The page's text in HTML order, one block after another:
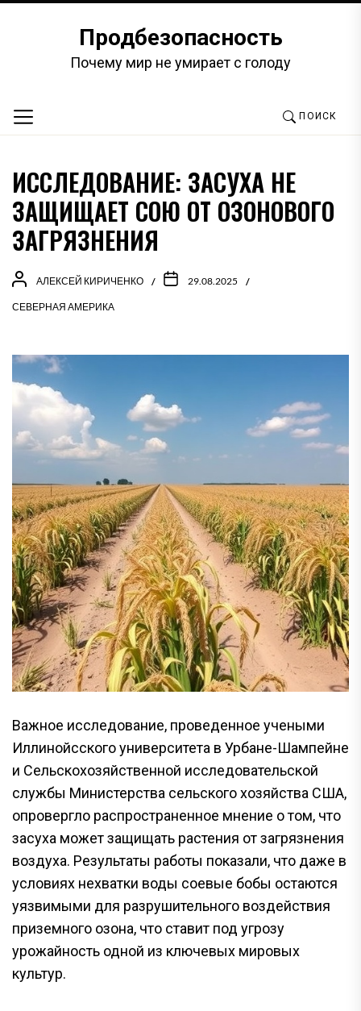
содержимомуПродбезопасность
Почему мир не умирает с голоду
ПОИСК
ИССЛЕДОВАНИЕ: ЗАСУХА НЕ
ЗАЩИЩАЕТ СОЮ ОТ ОЗОНОВОГО
ЗАГРЯЗНЕНИЯ
АЛЕКСЕЙ КИРИЧЕНКО 29.08.2025
СЕВЕРНАЯ АМЕРИКА
Важное исследование, проведенное учеными
Иллинойсского университета в Урбане-Шампейне
и Сельскохозяйственной исследовательской
службы Министерства сельского хозяйства США,
опровергло распространенное мнение о том, что
засуха может защищать растения от загрязнения
воздуха. Результаты работы показали, что даже в
условиях нехватки воды соевые бобы остаются
уязвимыми для разрушительного воздействия
приземного озона, что ставит под угрозу
урожайность одной из ключевых мировых
культур.